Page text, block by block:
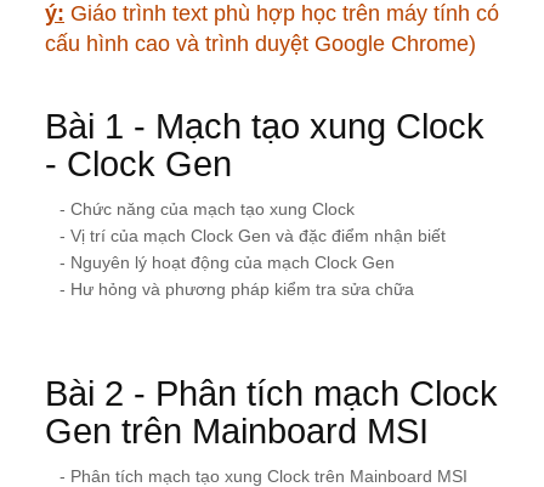
ý: Giáo trình text phù hợp học trên máy tính có
cấu hình cao và trình duyệt Google Chrome)
Bài 1 - Mạch tạo xung Clock
- Clock Gen
- Chức năng của mạch tạo xung Clock
- Vị trí của mạch Clock Gen và đặc điểm nhận biết
- Nguyên lý hoạt động của mạch Clock Gen
- Hư hỏng và phương pháp kiểm tra sửa chữa
Bài 2 - Phân tích mạch Clock
Gen trên Mainboard MSI
- Phân tích mạch tạo xung Clock trên Mainboard MSI